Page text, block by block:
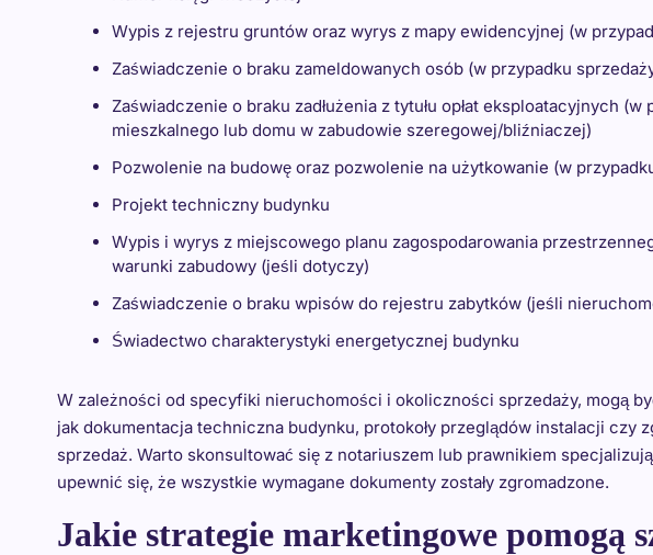
Wypis z rejestru gruntów oraz wyrys z mapy ewidencyjnej (w
Zaświadczenie o braku zameldowanych osób (w przypadku
Zaświadczenie o braku zadłużenia z tytułu opłat eksploatacyjnych
mieszkalnego lub domu w zabudowie szeregowej/bliźniaczej)
Pozwolenie na budowę oraz pozwolenie na użytkowanie (w
Projekt techniczny budynku
Wypis i wyrys z miejscowego planu zagospodarowania
warunki zabudowy (jeśli dotyczy)
Zaświadczenie o braku wpisów do rejestru zabytków (jeśli
Świadectwo charakterystyki energetycznej budynku
W zależności od specyfiki nieruchomości i okoliczności sprzedaży, mogą
jak dokumentacja techniczna budynku, protokoły przeglądów instalacji czy
sprzedaż. Warto skonsultować się z notariuszem lub prawnikiem
upewnić się, że wszystkie wymagane dokumenty zostały zgromadzone.
Jakie strategie marketingowe pomogą